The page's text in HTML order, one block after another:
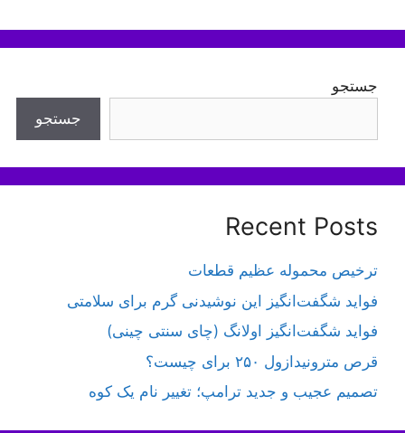
جستجو
جستجو
Recent Posts
ترخیص محموله عظیم قطعات
فواید شگفت‌انگیز این نوشیدنی گرم برای سلامتی
فواید شگفت‌انگیز اولانگ (چای سنتی چینی)
قرص مترونیدازول ۲۵۰ برای چیست؟
تصمیم عجیب و جدید ترامپ؛ تغییر نام یک کوه